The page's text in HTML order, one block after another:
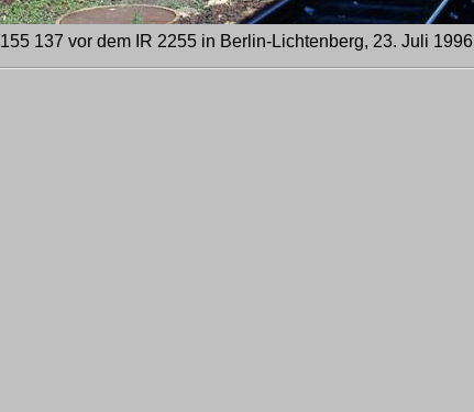
155 137 vor dem IR 2255 in Berlin-Lichtenberg, 23. Juli 1996